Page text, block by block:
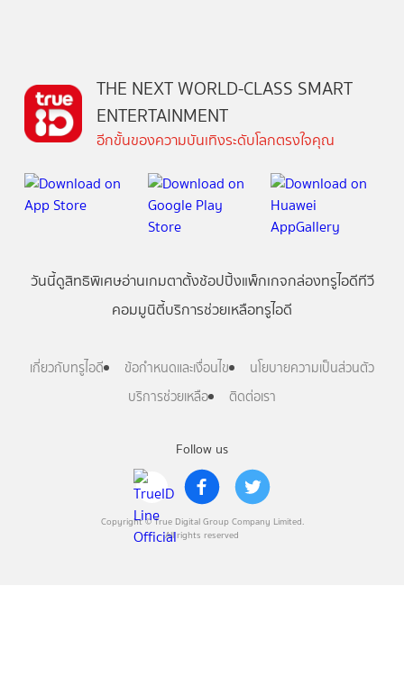
Follow us
Copyright © True Digital Group Company Limited.
All rights reserved
THE NEXT WORLD-CLASS SMART
ENTERTAINMENT
อีกขั้นของความบันเทิงระดับโลกตรงใจคุณ
วันนี้ดูสิทธิพิเศษอ่านเกมตาตั้งช้อปปิ้งแพ็กเกจกล่องทรูไอดีทีวี
คอมมูนิตี้บริการช่วยเหลือทรูไอดี
เกี่ยวกับทรูไอดี ข้อกำหนดและเงื่อนไข
นโยบายความเป็นส่วนตัว
บริการช่วยเหลือ
ติดต่อเรา